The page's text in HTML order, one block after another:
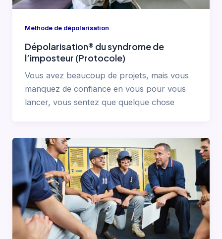
Méthode de dépolarisation
Dépolarisation® du syndrome de
l’imposteur (Protocole)
Vous avez beaucoup de projets, mais vous
manquez de confiance en vous pour vous
lancer, vous sentez que quelque chose